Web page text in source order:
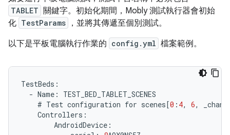
TABLET 關鍵字。初始化期間，Mobly 測試執行器會初始
化 TestParams
，並將其傳遞至個別測試。
以下是平板電腦執行作業的 config.yml 檔案範例。
TestBeds :
- Name :
TEST_BED_TABLET_SCENES
# Test configuration for scenes[0 : 4, 6,
Controllers :
AndroidDevice :